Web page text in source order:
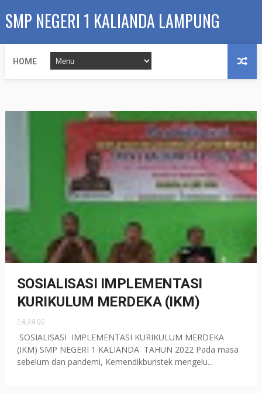
SMP NEGERI 1 KALIANDA LAMPUNG
SELATAN
HOME
SOSIALISASI IMPLEMENTASI
KURIKULUM MERDEKA (IKM)
14.34.00
SOSIALISASI IMPLEMENTASI KURIKULUM MERDEKA
(IKM) SMP NEGERI 1 KALIANDA TAHUN 2022 Pada masa
sebelum dan pandemi, Kemendikburistek mengelu...